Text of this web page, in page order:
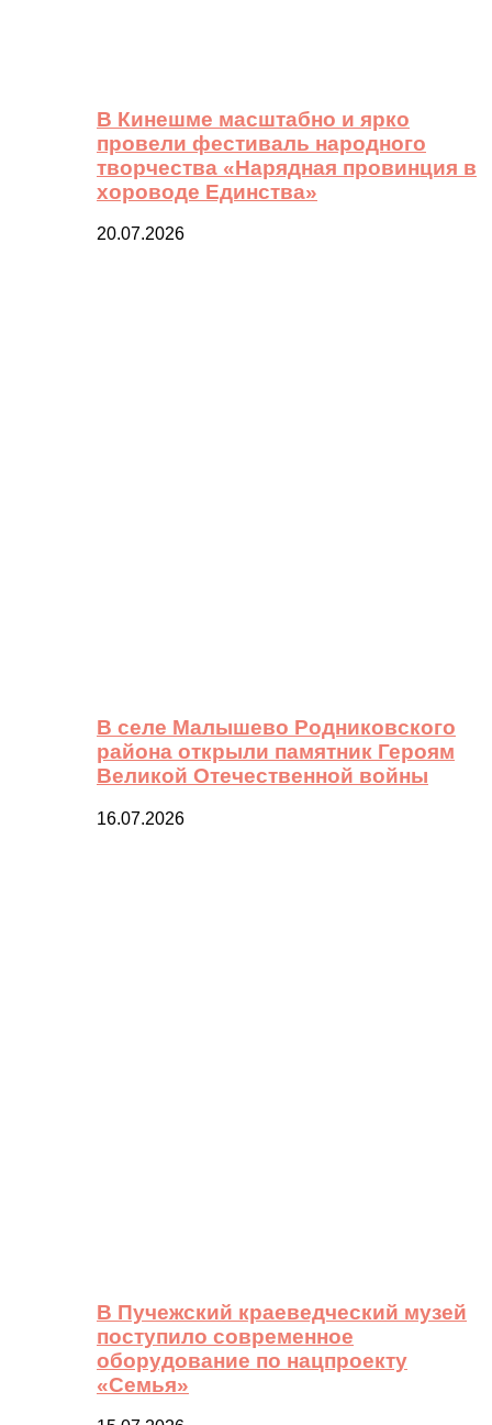
В Кинешме масштабно и ярко
провели фестиваль народного
творчества «Нарядная провинция в
хороводе Единства»
20.07.2026
В селе Малышево Родниковского
района открыли памятник Героям
Великой Отечественной войны
16.07.2026
В Пучежский краеведческий музей
поступило современное
оборудование по нацпроекту
«Семья»